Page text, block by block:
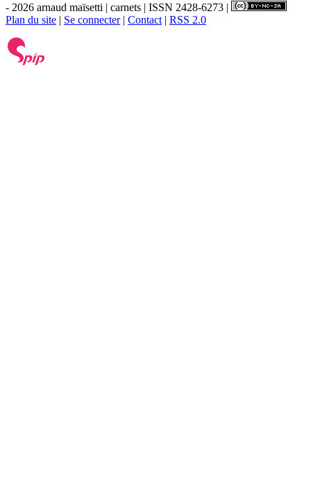
- 2026 arnaud maïsetti | carnets | ISSN 2428-6273 |
Plan du site | Se connecter| Contact | RSS 2.0